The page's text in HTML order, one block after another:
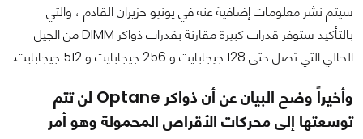
سيتم نشر معلومات إضافية عنه في يونيو حزيران القادم ، والتي
بالتأكيد ستوفر قدرات كبيرة مقارنة بقدرات ذواكر DIMM من الجيل
الحالي التي تصل حتى 128 جيجابايت و 256 جيجابايت و 512 جيجابايت.
وأخيراً وضح البيان عن أن ذواكر Optane لن تتم
توسعتها إلى محركات الأقراص المحمولة وهو أمر